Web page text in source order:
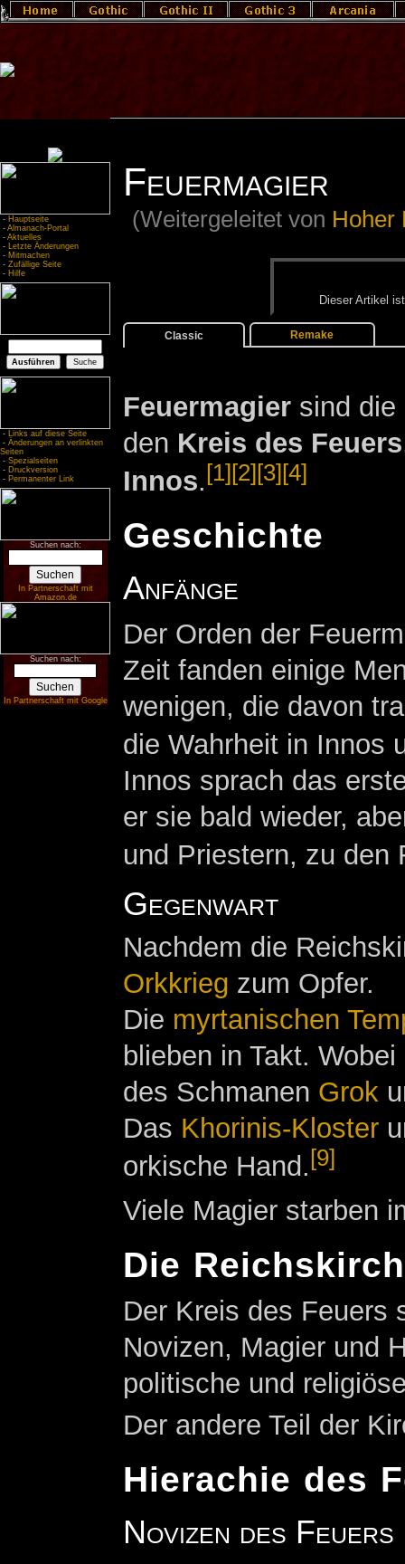
- Hauptseite
- Almanach-Portal
- Aktuelles
- Letzte Änderungen
- Mitmachen
- Zufällige Seite
- Hilfe
- Links auf diese Seite
- Änderungen an verlinkten
Seiten
- Spezialseiten
- Druckversion
- Permanenter Link
Suchen nach:
In Partnerschaft mit
Amazon.de
Suchen nach:
In Partnerschaft mit Google
Feuermagier
(Weitergeleitet von Hoher
Die­ser Ar­ti­kel
Classic Remake
Feuermagiersind die
den Kreis des Feuers
Innos. [1] [2] [3] [4]
Geschichte
Anfänge
Der Orden der
Zeit fanden einige
wenigen, die davon
die Wahrheit in Innos
Innos sprach das
er sie bald wieder,
und Priestern, zu den
Gegenwart
Nachdem die
Orkkrieg zum Opfer.
Die myrtanischen
blieben in Takt.
des Schmanen Grok
Das Khorinis-Kloster
orkische Hand. [9]
Viele Magier starben
Die
Der Kreis des Feuers
Novizen, Magier und
politische und
Der andere Teil der
Hierachie des
Novizen des Feuers